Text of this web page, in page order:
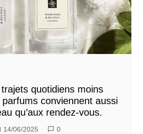
quotidiens moins
parfums conviennent aussi
qu’aux rendez-vous.
14/06/2025 0